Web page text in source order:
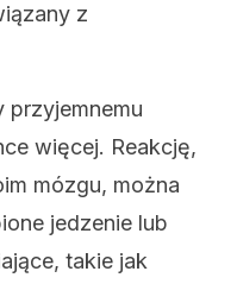
z
przyjemnemu
więcej. Reakcję,
mózgu, można
jedzenie lub
takie jak